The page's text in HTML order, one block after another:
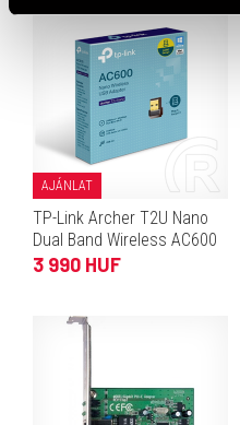
AJÁNLAT
TP-Link Archer T2U Nano
Dual Band Wireless AC600
hálózati kártya (USB)
3 990 HUF